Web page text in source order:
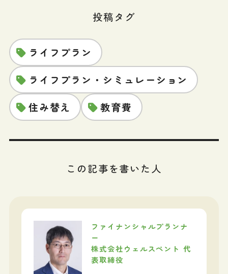
投稿タグ
ライフプラン
ライフプラン・シミュレーション
住み替え
教育費
この記事を書いた人
ファイナンシャルプランナ
ー
株式会社ウェルスペント 代
表取締役